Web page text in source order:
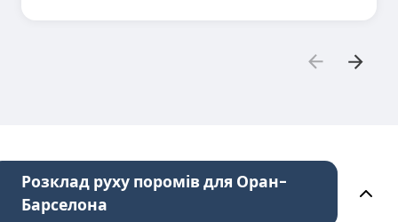
Розклад руху поромів для Оран-
Барселона